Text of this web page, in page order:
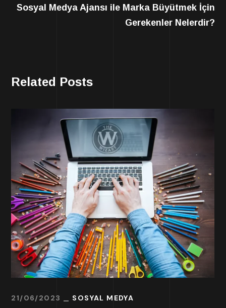
Sosyal Medya Ajansı ile Marka Büyütmek İçin
Gerekenler Nelerdir?
Related Posts
21/06/2023 SOSYAL MEDYA